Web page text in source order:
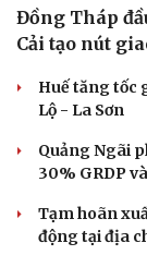
Đồng Tháp
Cải tạo nút
Huế tăng tốc
Lộ - La Sơn
Quảng Ngãi
30% GRDP
Tạm hoãn
động tại địa